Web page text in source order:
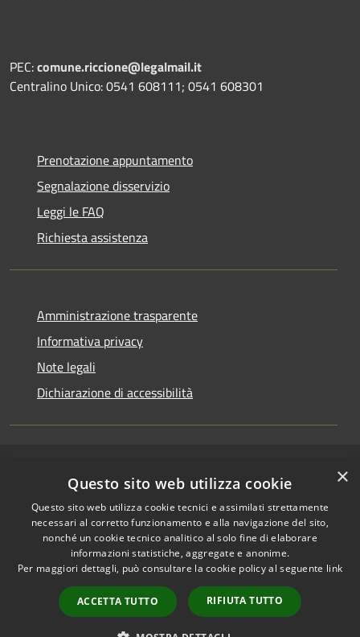
PEC:comune.riccione@legalmail.it
Centralino Unico: 0541 608111; 0541 608301
Prenotazione appuntamento
Segnalazione disservizio
Leggi le FAQ
Richiesta assistenza
Amministrazione trasparente
Informativa privacy
Note legali
Dichiarazione di accessibilità
Accessibilità
Privacy
Cookie
Mappa del sito
Area riservata
amministratori comunali
Portale Dipendente
Copyright © 2026 • Comune di
Riccione • Powered by
Municipium•Accesso
redazione
×
Questo sito web utilizza cookie
Questo sito web utilizza cookie tecnici e assimilati strettamente
necessari al corretto funzionamento e alla navigazione del sito,
nonché un cookie tecnico analitico al solo fine di elaborare
informazioni statistiche, aggregate e anonime.
Per maggiori dettagli, può consultare la cookie policy al seguente link
ACCETTA TUTTO RIFIUTA TUTTO